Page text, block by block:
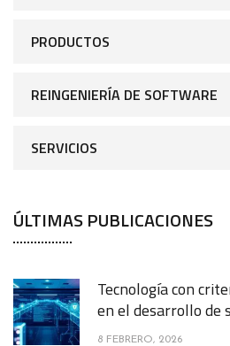
PRODUCTOS
REINGENIERÍA DE SOFTWARE
SERVICIOS
ÚLTIMAS PUBLICACIONES
Tecnología con
en el desarrollo de
8 FEBRERO, 2026